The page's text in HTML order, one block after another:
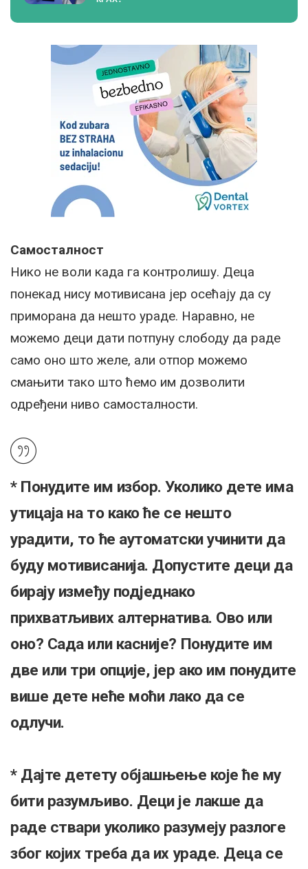
Самосталност
Нико не воли када га контролишу. Деца
понекад нису мотивисана јер осећају да су
приморана да нешто ураде. Наравно, не
можемо деци дати потпуну слободу да раде
само оно што желе, али отпор можемо
смањити тако што ћемо им дозволити
одређени ниво самосталности.
* Понудите им избор. Уколико дете има
утицаја на то како ће се нешто
урадити, то ће аутоматски учинити да
буду мотивисанија. Допустите деци да
бирају између подједнако
прихватљивих алтернатива. Ово или
оно? Сада или касније? Понудите им
две или три опције, јер ако им понудите
више дете неће моћи лако да се
одлучи.
* Дајте детету објашњење које ће му
бити разумљиво. Деци је лакше да
раде ствари уколико разумеју разлоге
због којих треба да их ураде. Деца се